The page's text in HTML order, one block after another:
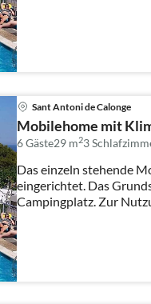
Sant Antoni de Calonge
Mobilehome mit
6 Gäste29 m23
Das einzeln stehende
eingerichtet. Das
Campingplatz. Zur